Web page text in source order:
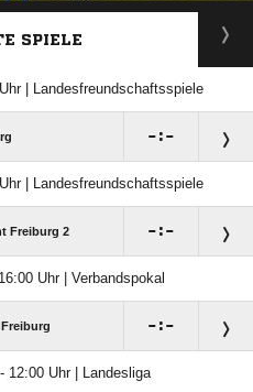
SPIELE
| Landesfreundschaftsspiele
:
| Landesfreundschaftsspiele
Freiburg 2 :
Uhr | Verbandspokal
Freiburg :
12:00 Uhr | Landesliga